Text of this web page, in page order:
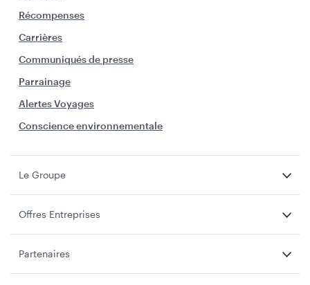
Récompenses
Carrières
Communiqués de presse
Parrainage
Alertes Voyages
Conscience environnementale
Le Groupe
Offres Entreprises
Partenaires